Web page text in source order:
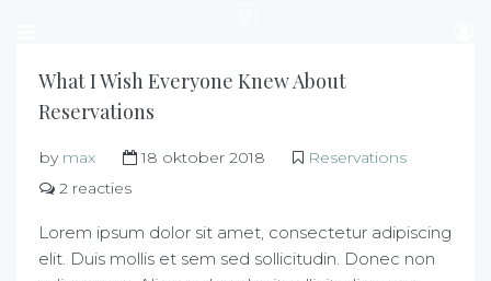
What I Wish Everyone Knew About
Reservations
by max 18 oktober 2018
Reservations
2 reacties
Lorem ipsum dolor sit amet, consectetur adipiscing
elit. Duis mollis et sem sed sollicitudin. Donec non